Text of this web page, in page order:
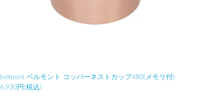
belmont ベルモント コッパーネストカップ480(メモリ付)
6,930円(税込)